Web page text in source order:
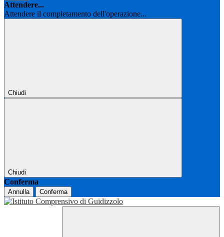
Attendere...
Attendere il completamento dell'operazione...
Chiudi
Chiudi
Conferma
Annulla Conferma